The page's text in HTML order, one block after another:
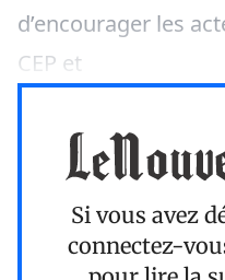
d’encourager les
CEP et
Si vous avez
connectez-